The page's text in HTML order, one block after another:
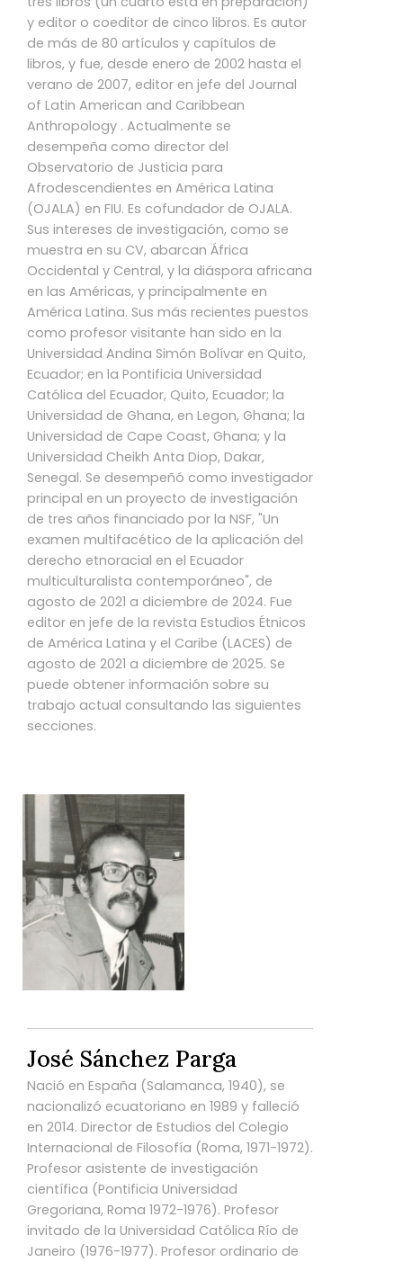
y editor o coeditor de cinco libros. Es autor
de más de 80 artículos y capítulos de
libros, y fue, desde enero de 2002 hasta el
verano de 2007, editor en jefe del Journal
of Latin American and Caribbean
Anthropology . Actualmente se
desempeña como director del
Observatorio de Justicia para
Afrodescendientes en América Latina
(OJALA) en FIU. Es cofundador de OJALA.
Sus intereses de investigación, como se
muestra en su CV, abarcan África
Occidental y Central, y la diáspora africana
en las Américas, y principalmente en
América Latina. Sus más recientes puestos
como profesor visitante han sido en la
Universidad Andina Simón Bolívar en Quito,
Ecuador; en la Pontificia Universidad
Católica del Ecuador, Quito, Ecuador; la
Universidad de Ghana, en Legon, Ghana; la
Universidad de Cape Coast, Ghana; y la
Universidad Cheikh Anta Diop, Dakar,
Senegal. Se desempeñó como investigador
principal en un proyecto de investigación
de tres años financiado por la NSF, "Un
examen multifacético de la aplicación del
derecho etnoracial en el Ecuador
multiculturalista contemporáneo", de
agosto de 2021 a diciembre de 2024. Fue
editor en jefe de la revista Estudios Étnicos
de América Latina y el Caribe (LACES) de
agosto de 2021 a diciembre de 2025. Se
puede obtener información sobre su
trabajo actual consultando las siguientes
secciones.
José Sánchez Parga
Nació en España (Salamanca, 1940), se
nacionalizó ecuatoriano en 1989 y falleció
en 2014. Director de Estudios del Colegio
Internacional de Filosofía (Roma, 1971-1972).
Profesor asistente de investigación
científica (Pontificia Universidad
Gregoriana, Roma 1972-1976). Profesor
invitado de la Universidad Católica Río de
Janeiro (1976-1977). Profesor ordinario de